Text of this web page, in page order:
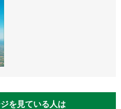
を見ている人は